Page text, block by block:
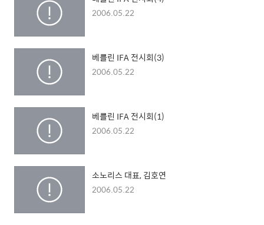
2006.05.22
베를린 IFA 전시회(3)
2006.05.22
베를린 IFA 전시회(1)
2006.05.22
소노리스 대표, 김호연
2006.05.22